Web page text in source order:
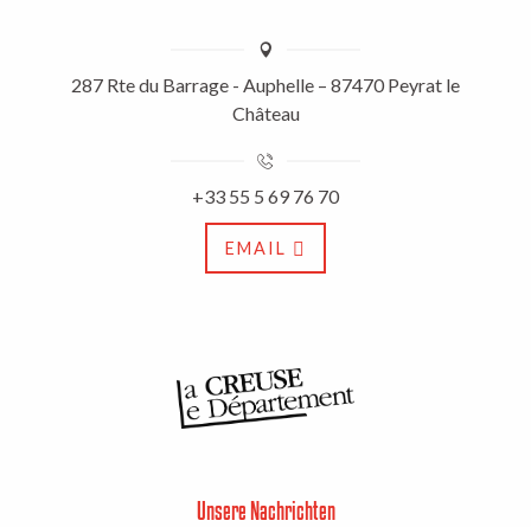
287 Rte du Barrage - Auphelle – 87470 Peyrat le
Château
+33 55 5 69 76 70
EMAIL
Unsere Nachrichten